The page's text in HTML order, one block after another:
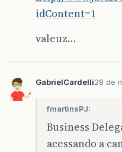
idContent=1
valeuz…
GabrielCardelli28 de
fmartinsPJ:
Business
acessando a